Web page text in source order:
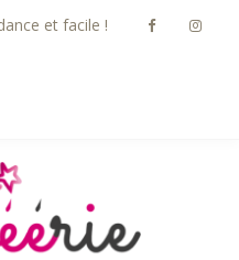
et facile !